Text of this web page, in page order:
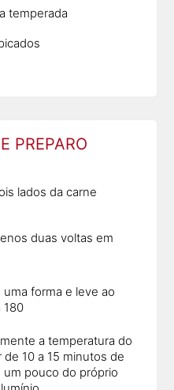
temperada
PREPARO
lados da carne
duas voltas em
forma e leve ao
180
a temperatura do
10 a 15 minutos de
um pouco do próprio